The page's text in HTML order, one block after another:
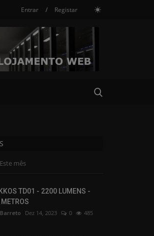
Entrar / Registar
Este mês
TD01 - 2200 LUMENS -
Dez 14, 2023 0 485